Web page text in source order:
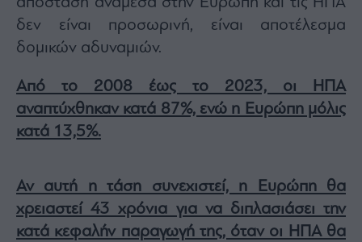
δεν είναι προσωρινή, είναι αποτέλεσμα
δομικών αδυναμιών.
Από το 2008 έως το 2023, οι ΗΠΑ
αναπτύχθηκαν κατά 87%, ενώ η Ευρώπη μόλις
κατά 13,5%.
Αν αυτή η τάση συνεχιστεί, η Ευρώπη θα
χρειαστεί 43 χρόνια για να διπλασιάσει την
κατά κεφαλήν παραγωγή της, όταν οι ΗΠΑ θα